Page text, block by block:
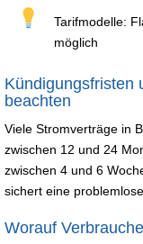
Tarifmodelle:
möglich
Kündigungsfristen
beachten
Viele Stromverträge in
zwischen 12 und 24
zwischen 4 und 6
sichert eine
Worauf